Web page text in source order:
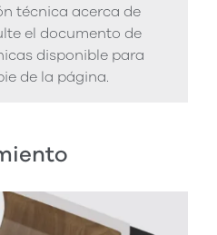
técnica acerca de
el documento de
disponible para
de la página.